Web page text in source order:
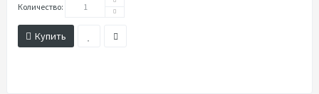
Количество:
Купить